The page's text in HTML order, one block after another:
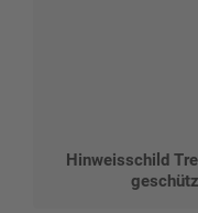
Hinweisschild